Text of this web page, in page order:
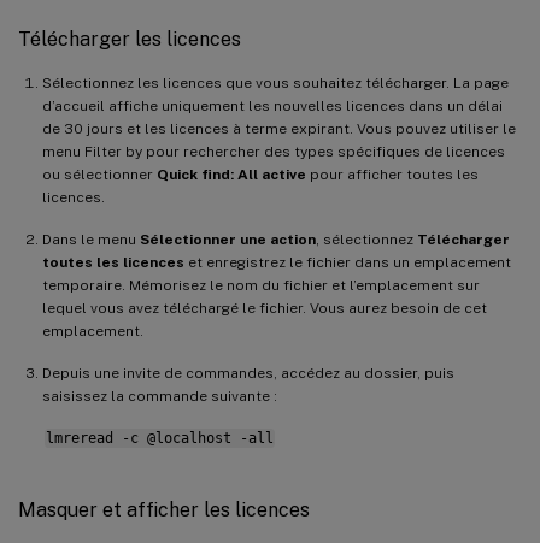
Télécharger les licences
Sélectionnez les licences que vous souhaitez télécharger. La page
d’accueil affiche uniquement les nouvelles licences dans un délai
de 30 jours et les licences à terme expirant. Vous pouvez utiliser le
menu Filter by pour rechercher des types spécifiques de licences
ou sélectionner Quick find: All active pour afficher toutes les
licences.
Dans le menu Sélectionner une action , sélectionnez Télécharger
toutes les licences et enregistrez le fichier dans un emplacement
temporaire. Mémorisez le nom du fichier et l’emplacement sur
lequel vous avez téléchargé le fichier. Vous aurez besoin de cet
emplacement.
Depuis une invite de commandes, accédez au dossier, puis
saisissez la commande suivante :
lmreread -c @localhost -all
Masquer et afficher les licences